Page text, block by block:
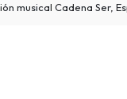
musical Cadena Ser,